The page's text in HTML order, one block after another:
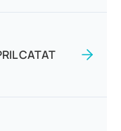
CATAT